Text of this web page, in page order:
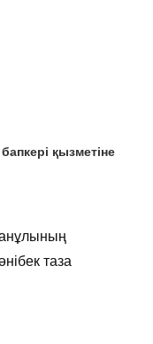
қызметіне